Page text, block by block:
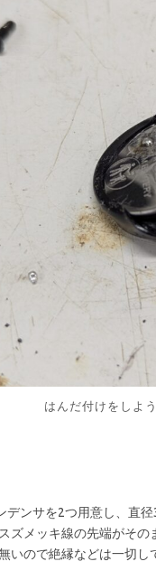
はんだ付けをしよ
デンサを2つ用意し、直
ズメッキ線の先端がそ
いので絶縁などは一切し